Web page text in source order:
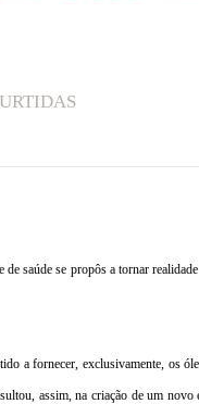
saúde se propôs a tornar
a fornecer, exclusivamente, os
assim, na criação de um